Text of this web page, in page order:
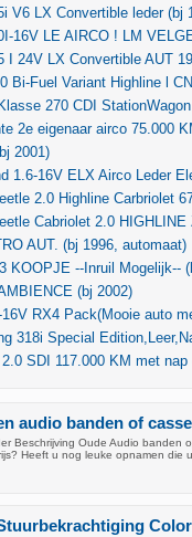
V6 LX Convertible leder (bj
16V LE AIRCO ! LM
I 24V LX Convertible AUT
Bi-Fuel Variant Highline l
270 CDI
2e eigenaar airco 75.000
2001)
1.6-16V ELX Airco Leder
2.0 Highline Carbriolet
Cabriolet 2.0
AUT. (bj 1996, automaat)
KOOPJE --Inruil Mogelijk--
(bj 2002)
RX4 Pack(Mooie auto
318i Special
SDI 117.000 KM met nap
audio banden of
Beschrijving Oude Audio banden
Heeft u nog leuke opnamen die